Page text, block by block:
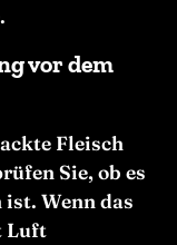
vor dem
Fleisch
Sie, ob es
Wenn das
Luft